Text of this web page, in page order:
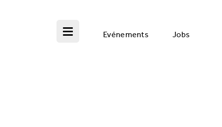
Evénements Jobs